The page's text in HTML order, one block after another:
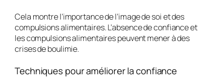
Cela montre l’importance de l’image de soi et des
compulsions alimentaires. L’absence de confiance et
les compulsions alimentaires peuvent mener à des
crises de boulimie.
Techniques pour améliorer la confiance